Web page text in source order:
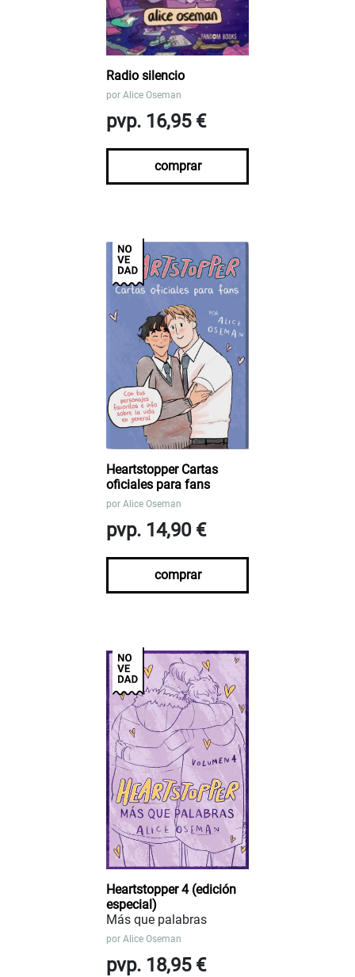
Radio silencio
por Alice Oseman
pvp. 16,95 €
comprar
Heartstopper Cartas
oficiales para fans
por Alice Oseman
pvp. 14,90 €
comprar
Heartstopper 4 (edición
especial)
Más que palabras
por Alice Oseman
pvp. 18,95 €